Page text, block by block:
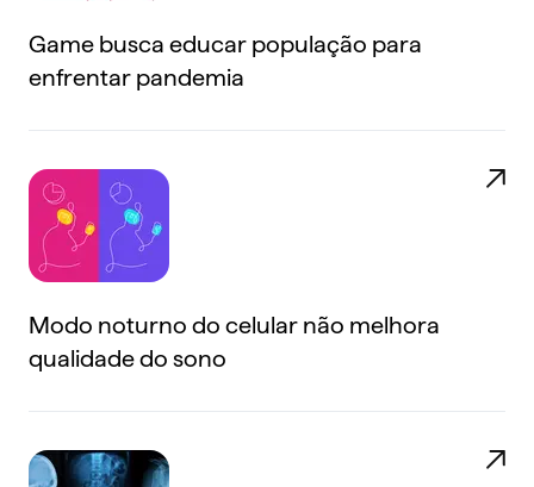
Game busca educar população para
enfrentar pandemia
Modo noturno do celular não melhora
qualidade do sono